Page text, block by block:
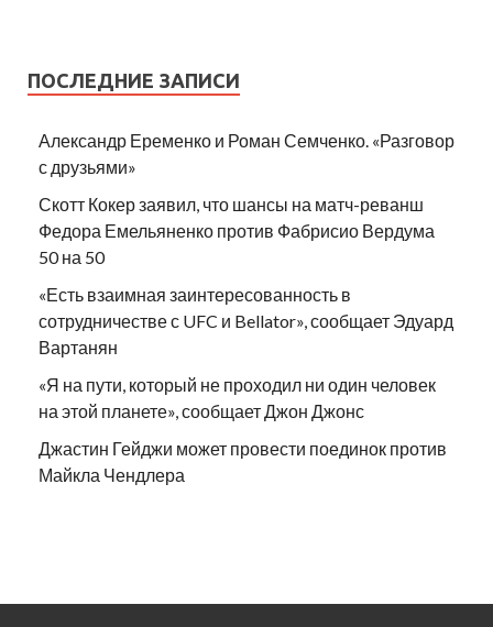
ПОСЛЕДНИЕ ЗАПИСИ
Александр Еременко и Роман Семченко. «Разговор
с друзьями»
Скотт Кокер заявил, что шансы на матч-реванш
Федора Емельяненко против Фабрисио Вердума
50 на 50
«Есть взаимная заинтересованность в
сотрудничестве с UFC и Bellator», сообщает Эдуард
Вартанян
«Я на пути, который не проходил ни один человек
на этой планете», сообщает Джон Джонс
Джастин Гейджи может провести поединок против
Майкла Чендлера